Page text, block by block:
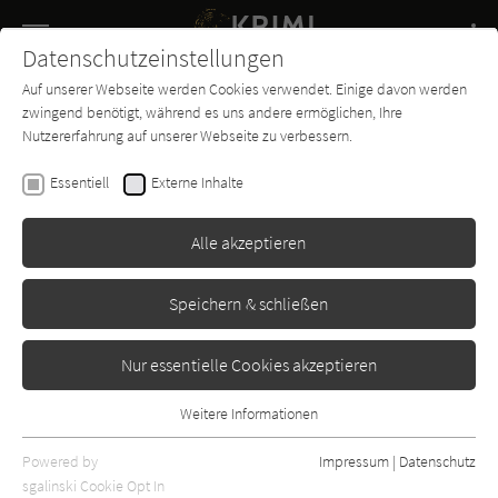
SUCHE
Buch-
Entdecker
Forum Charts
James Lee Burke
Mississippi Delta - Blut in den
Ullstein
Datenschutzeinstellungen
Auf unserer Webseite werden Cookies verwendet. Einige davon werden
zwingend benötigt, während es uns andere ermöglichen, Ihre
Nutzererfahrung auf unserer Webseite zu verbessern.
Essentiell Externe Inhalte
Alle akzeptieren
Speichern & schließen
Nur essentielle Cookies akzeptieren
Essentielle Cookies werden für grundlegende Funktionen der
Webseite benötigt. Dadurch ist gewährleistet, dass die Webseite
Weitere Informationen
Powered by
sgalinski Cookie Opt In
Impressum | Datenschutz